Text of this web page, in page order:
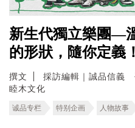
新生代獨立樂團—
的形狀，隨你定義！
撰文
採訪編輯｜誠品信義
睦木文化
诚品专栏 特别企画 人物故事